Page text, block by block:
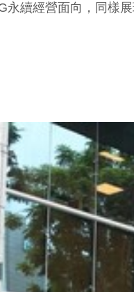
永續經營面向，同樣